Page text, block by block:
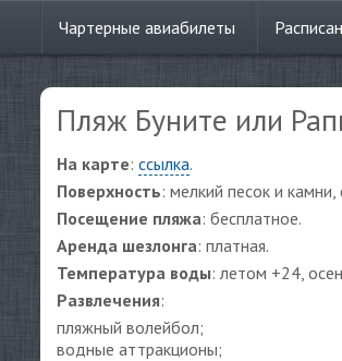
Чартерные авиабилеты
Пляж Буните или
На карте: ссылка.
Поверхность: мелкий песок и камни,
Посещение пляжа: бесплатное.
Аренда шезлонга: платная.
Температура воды: летом +24,
Развлечения:
пляжный волейбол;
водные аттракционы;